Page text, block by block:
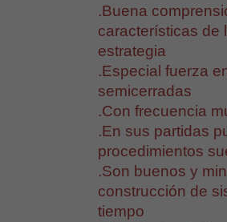
.Buena
características de
estrategia
.Especial fuerza
semicerradas
.Con frecuencia
.En sus partidas
procedimientos
.Son buenos y
construcción de
tiempo